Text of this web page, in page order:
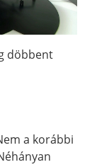
döbbent
a korábbi